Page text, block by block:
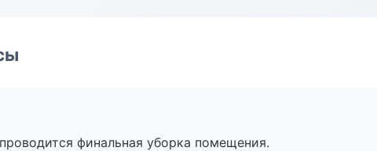
финальная уборка помещения.